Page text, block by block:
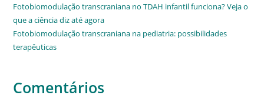
Fotobiomodulação transcraniana no TDAH infantil funciona? Veja o
que a ciência diz até agora
Fotobiomodulação transcraniana na pediatria: possibilidades
terapêuticas
Comentários